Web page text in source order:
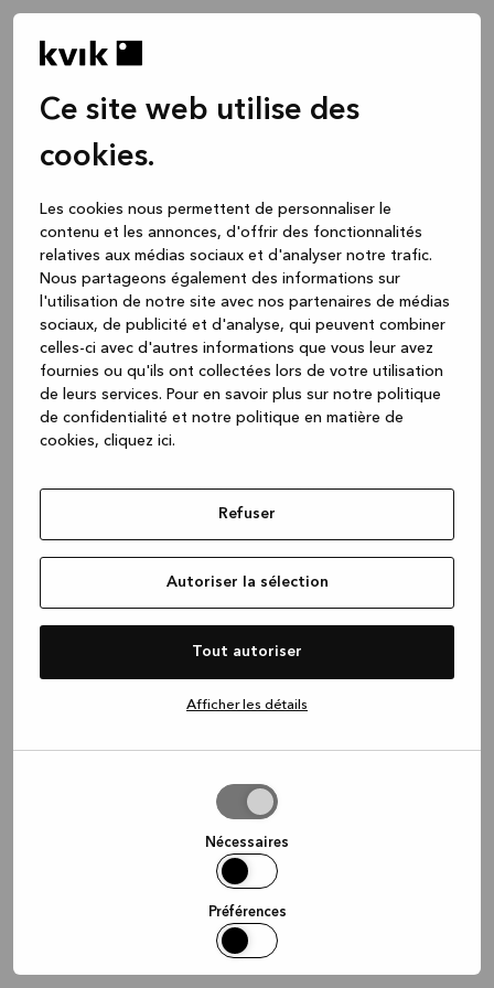
Ce site web utilise des
cookies.
Les cookies nous permettent de personnaliser le
contenu et les annonces, d'offrir des fonctionnalités
relatives aux médias sociaux et d'analyser notre trafic.
Nous partageons également des informations sur
l'utilisation de notre site avec nos partenaires de médias
sociaux, de publicité et d'analyse, qui peuvent combiner
celles-ci avec d'autres informations que vous leur avez
fournies ou qu'ils ont collectées lors de votre utilisation
de leurs services. Pour en savoir plus sur notre politique
de confidentialité et notre politique en matière de
cookies, cliquez ici.
Refuser
Autoriser la sélection
Tout autoriser
Afficher les détails
Nécessaires
Préférences
loadingwww.kvik.be (see the browser console for more
information)